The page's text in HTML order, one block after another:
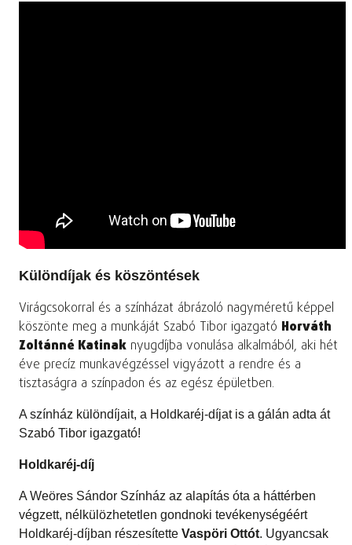
Különdíjak és köszöntések
Virágcsokorral és a színházat ábrázoló nagyméretű képpel
köszönte meg a munkáját Szabó Tibor igazgató Horváth
Zoltánné Katinak nyugdíjba vonulása alkalmából, aki hét
éve precíz munkavégzéssel vigyázott a rendre és a
tisztaságra a színpadon és az egész épületben.
A színház különdíjait, a Holdkaréj-díjat is a gálán adta át
Szabó Tibor igazgató!
Holdkaréj-díj
A Weöres Sándor Színház az alapítás óta a háttérben
végzett, nélkülözhetetlen gondnoki tevékenységéért
Holdkaréj-díjban részesítette Vaspöri Ottót. Ugyancsak